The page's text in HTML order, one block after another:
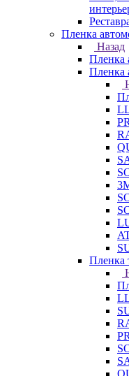
Пленка
Назад
Пленка
Пленка
Пленка